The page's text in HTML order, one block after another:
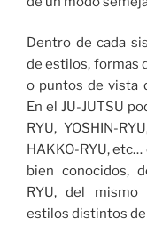
Dentro de cada
de estilos, formas
o puntos de vista
En el JU-JUTSU
RYU, YOSHIN-
HAKKO-RYU,
bien conocidos,
RYU, del mismo
estilos distintos de